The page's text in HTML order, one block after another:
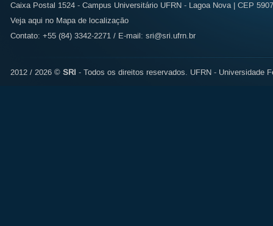
Caixa Postal 1524 - Campus Universitário UFRN - Lagoa Nova | CEP
Veja aqui no Mapa de localização
Contato: +55 (84) 3342-2271 / E-mail: sri@sri.ufrn.br
2012 / 2026 © SRI - Todos os direitos reservados. UFRN - Universidade